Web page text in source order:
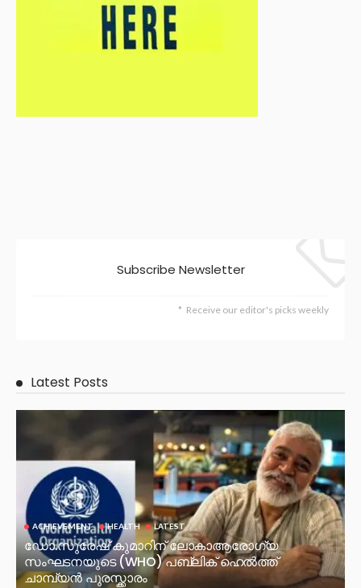
Subscribe Newsletter
Receive our editor's picks weekly
Latest Posts
ACHIEVEMENT HEALTH LATEST
ഡോ.സുരേഷ് കുമാറിന് ലോകാആരോഗ്യ
സംഘടനയുടെ (WHO) പബ്ലിക് ഹെൽത്ത്
ചാമ്പ്യൻ പുരസ്ക്കാരം